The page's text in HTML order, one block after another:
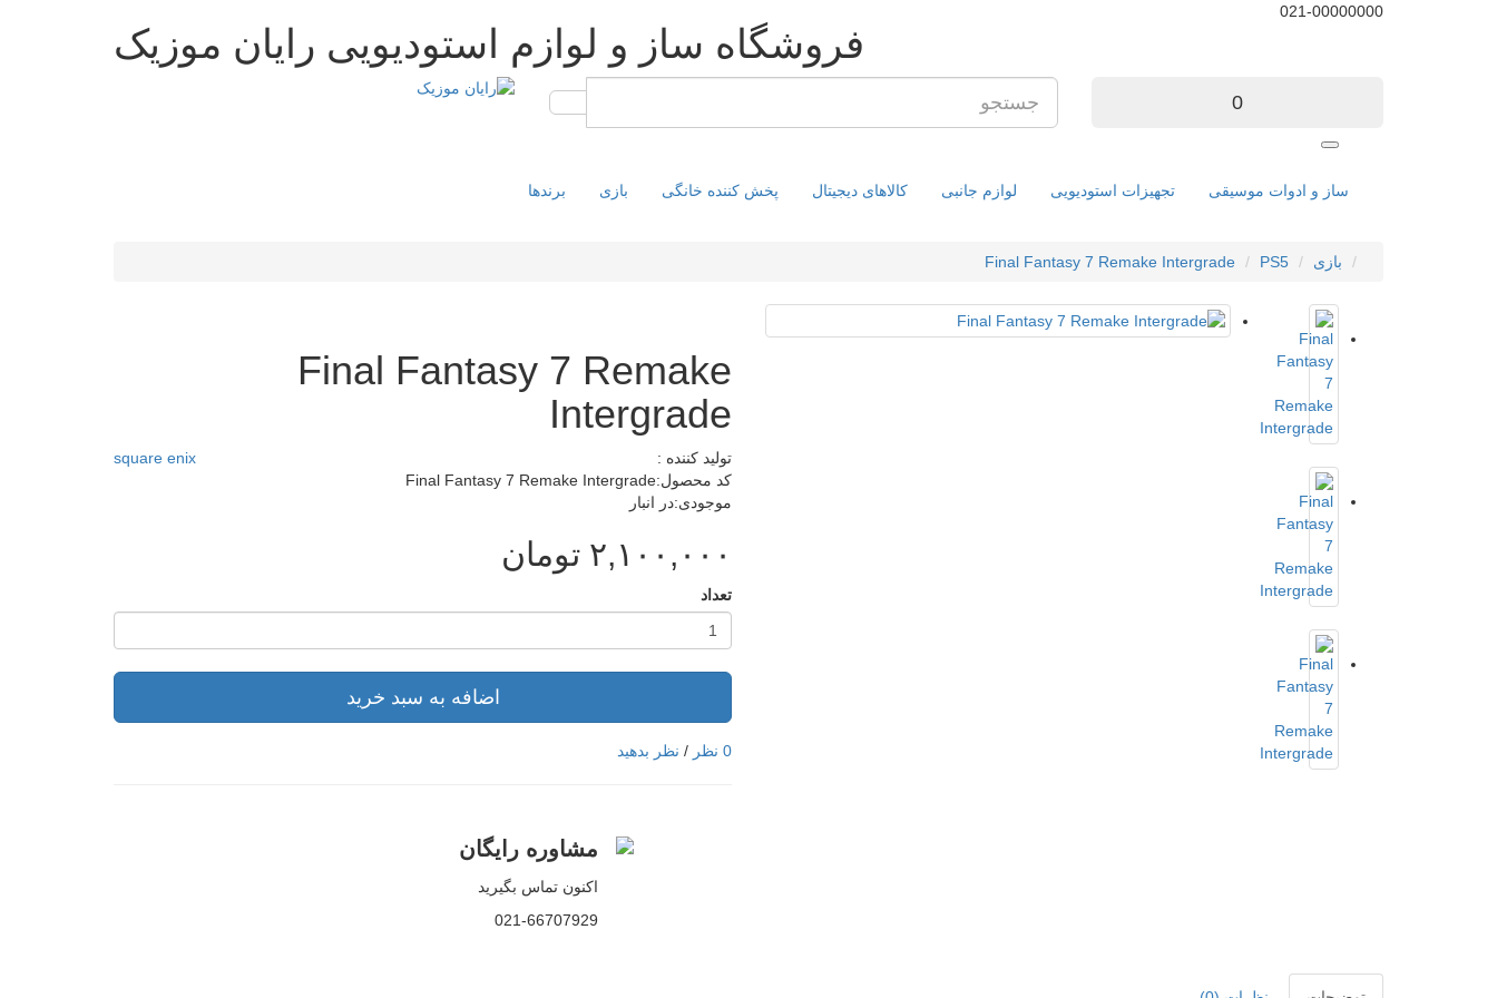
فروشگاه ساز و لوازم استودیویی رایان موزیک
021-00000000
0
ساز و ادوات موسیقی تجهیزات استودیویی لوازم جانبی کالاهای دیجیتال پخش کننده خانگی بازی برندها
بازی PS5
Final Fantasy 7 Remake Intergrade
Final Fantasy 7 Remake
Intergrade
تولید کننده :
square enix
کد محصول:Final Fantasy 7 Remake Intergrade
موجودی:در انبار
٢,١٠٠,٠٠٠ تومان
تعداد
اضافه به سبد خرید
0 نظر / نظر بدهید
مشاوره رایگان
اکنون تماس بگیرید
021-66707929